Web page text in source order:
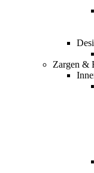
Zargen &